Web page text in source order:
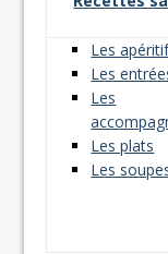
Les
Les
Les
Les plats
Les